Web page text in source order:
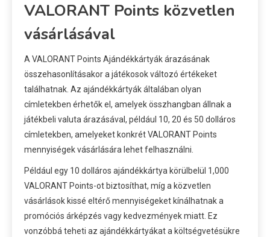
VALORANT Points közvetlen
vásárlásával
A VALORANT Points Ajándékkártyák árazásának
összehasonlításakor a játékosok változó értékeket
találhatnak. Az ajándékkártyák általában olyan
címletekben érhetők el, amelyek összhangban állnak a
játékbeli valuta árazásával, például 10, 20 és 50 dolláros
címletekben, amelyeket konkrét VALORANT Points
mennyiségek vásárlására lehet felhasználni.
Például egy 10 dolláros ajándékkártya körülbelül 1,000
VALORANT Points-ot biztosíthat, míg a közvetlen
vásárlások kissé eltérő mennyiségeket kínálhatnak a
promóciós árképzés vagy kedvezmények miatt. Ez
vonzóbbá teheti az ajándékkártyákat a költségvetésükre